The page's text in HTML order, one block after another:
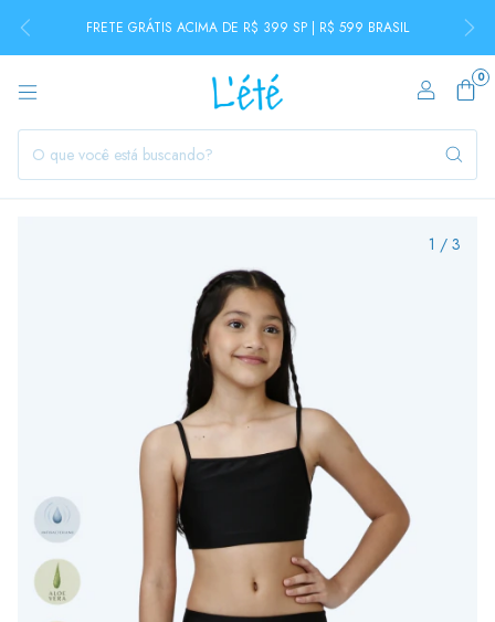
FRETE GRÁTIS ACIMA DE R$ 399 SP | R$ 599 BRASIL
0
1 / 3